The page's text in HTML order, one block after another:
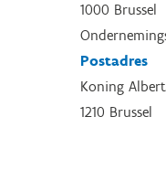
1000 Brussel
Postadres
Koning
1210 Brussel